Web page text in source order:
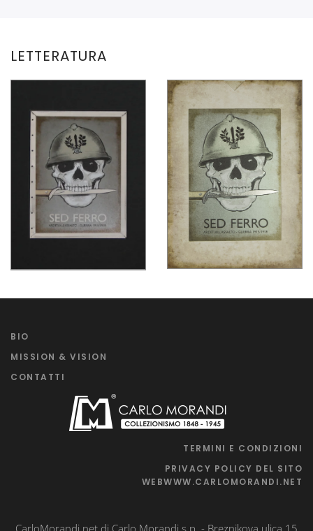
LETTERATURA
BIO
MISSION & VISION
CONTATTI
TERMINI E CONDIZIONI
PRIVACY POLICY DEL SITO
WEBWWW.CARLOMORANDI.NET